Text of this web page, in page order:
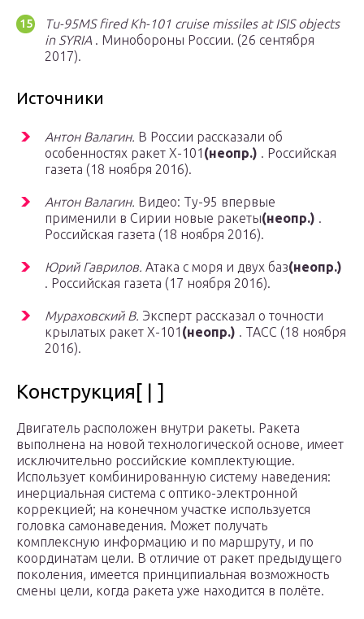
Tu-95MS fired Kh-101 cruise missiles at ISIS objects
in SYRIA . Минобороны России. (26 сентября
2017).
Источники
Антон Валагин. В России рассказали об
особенностях ракет Х-101 (неопр.) . Российская
газета (18 ноября 2016).
Антон Валагин. Видео: Ту-95 впервые
применили в Сирии новые ракеты(неопр.) .
Российская газета (18 ноября 2016).
Юрий Гаврилов. Атака с моря и двух баз(неопр.)
. Российская газета (17 ноября 2016).
Мураховский В. Эксперт рассказал о точности
крылатых ракет Х-101 (неопр.) . ТАСС (18 ноября
2016).
Конструкция[ | ]
Двигатель расположен внутри ракеты. Ракета
выполнена на новой технологической основе, имеет
исключительно российские комплектующие.
Использует комбинированную систему наведения:
инерциальная система с оптико-электронной
коррекцией; на конечном участке используется
головка самонаведения. Может получать
комплексную информацию и по маршруту, и по
координатам цели. В отличие от ракет предыдущего
поколения, имеется принципиальная возможность
смены цели, когда ракета уже находится в полёте.